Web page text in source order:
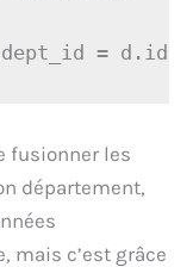
= d.id;
fusionner les
département,
mais c’est grâce